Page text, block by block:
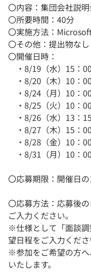
〇内容：集団会社説
〇所要時間：40分
〇実施方法：
〇その他：提出物な
〇開催日時：
・8/19（水）15：
・8/20（木）10：
・8/24（月）10：
・8/25（火）10：
・8/26（水）13：
・8/27（木）15：
・8/28（金）10：
・8/31（月）10：
〇応募期限：開催日
〇応募方法：応募後
ご入力ください。
※仕様として「面談
望日程をご入力くださ
※参加をご希望の方へ
いたします。